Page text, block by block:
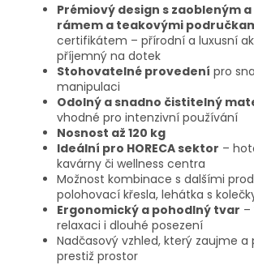
Prémiový design s zaobleným
rámem a teakovými
certifikátem – přírodní a luxusní
příjemný na dotek
Stohovatelné provedení pro
manipulaci
Odolný a snadno čistitelný
vhodné pro intenzivní používání
Nosnost až 120 kg
Ideální pro HORECA sektor –
kavárny či wellness centra
Možnost kombinace s dalšími
polohovací křesla, lehátka s
Ergonomický a pohodlný tvar –
relaxaci i dlouhé posezení
Nadčasový vzhled, který zaujme a
prestiž prostor